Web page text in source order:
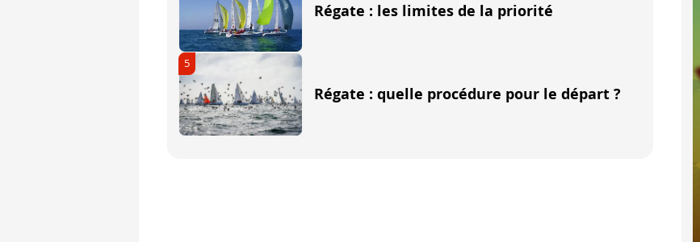
Départ - 1 minute. On appelle cette phase "La Minute"
Le comité affale le pavillon de signal préparatoire (P I, Z ou Noir) + signal sonore
0 Minute 0 seconde. C'est le top départ !
Le comité affale le pavillon de classe + signal sonore court.
Départ + 3 secondes
) ou un rappel
Si vous n'avez pas vu tous les pavillons, ne soyez pas inquiet. En général, pour le
Le comité de course symbolise une des extrémités de la ligne de départ - à terre ou
Régate : les limites de la priorité
5
Régate : quelle procédure pour le départ ?